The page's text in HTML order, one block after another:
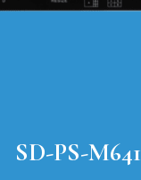
SD-PS-M641